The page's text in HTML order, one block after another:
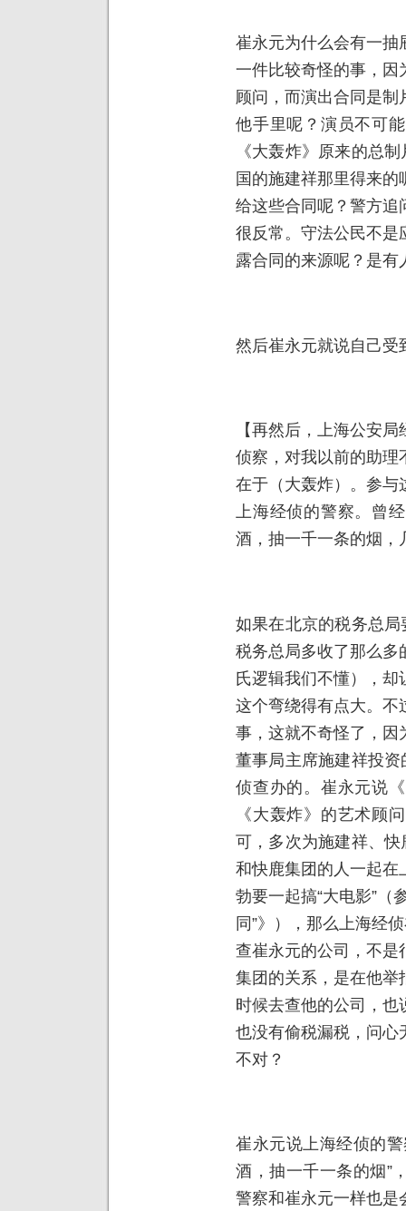
崔永元为什么会有一抽
一件比较奇怪的事，因
顾问，而演出合同是
他手里呢？演员不可
《大轰炸》原来的总
国的施建祥那里得来
给这些合同呢？警方追
很反常。守法公民不是
露合同的来源呢？是有
然后崔永元就说自己受
【再然后，上海公安
侦察，对我以前的助理
在于（大轰炸）。参与
上海经侦的警察。曾
酒，抽一千一条的烟，
如果在北京的税务总局
税务总局多收了那么多
氏逻辑我们不懂），
这个弯绕得有点大。不
事，这就不奇怪了，因
董事局主席施建祥投资
侦查办的。崔永元说
《大轰炸》的艺术顾
可，多次为施建祥、快
和快鹿集团的人一起在
勃要一起搞“大电影”（
同”》），那么上海经
查崔永元的公司，不是
集团的关系，是在他举
时候去查他的公司，
也没有偷税漏税，问心
不对？
崔永元说上海经侦的
酒，抽一千一条的烟”
警察和崔永元一样也是